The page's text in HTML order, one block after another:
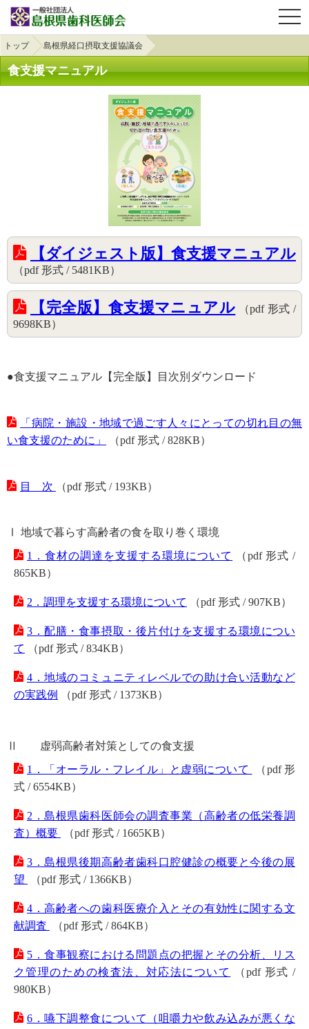
トップ 島根県経口摂取支援協議会
食支援マニュアル
【ダイジェスト版】食支援マニュアル
（pdf 形式 / 5481KB）
【完全版】食支援マニュアル （pdf 形式 /
9698KB）
●食支援マニュアル【完全版】目次別ダウンロード
「病院・施設・地域で過ごす人々にとっての切れ目の無
い食支援のために」
（pdf 形式 / 828KB）
目 次 （pdf 形式 / 193KB）
Ⅰ 地域で暮らす高齢者の食を取り巻く環境
1．食材の調達を支援する環境について
（pdf 形式 /
865KB）
2．調理を支援する環境について （pdf 形式 / 907KB）
3．配膳・食事摂取・後片付けを支援する環境につい
て
（pdf 形式 / 834KB）
4．地域のコミュニティレベルでの助け合い活動など
の実践例
（pdf 形式 / 1373KB）
Ⅱ 虚弱高齢者対策としての食支援
1．「オーラル・フレイル」と虚弱について
（pdf 形
式 / 6554KB）
2．島根県歯科医師会の調査事業（高齢者の低栄養調
査）概要
（pdf 形式 / 1665KB）
3．島根県後期高齢者歯科口腔健診の概要と今後の展
望
（pdf 形式 / 1366KB）
4．高齢者への歯科医療介入とその有効性に関する文
献調査
（pdf 形式 / 864KB）
5．食事観察における問題点の把握とその分析、リス
ク管理のための検査法、対応法について
（pdf 形式 /
980KB）
6．嚥下調整食について（咀嚼力や飲み込みが悪くな